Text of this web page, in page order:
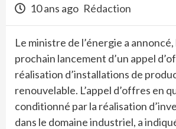
10 ans ago Rédaction
Le ministre de l’énergie a annoncé,
prochain lancement d’un appel
réalisation d’installations de
renouvelable. L’appel d’offres en
conditionné par la réalisation
dans le domaine industriel, a